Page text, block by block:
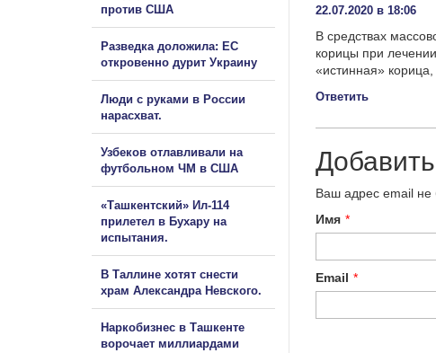
22.07.2020 в 18:06
В средствах
корицы при
«истинная» корица,
Ответить
Ваш адрес email не
Имя *
Email *
против США
Разведка доложила: ЕС
откровенно дурит Украину
Люди с руками в России
нарасхват.
Узбеков отлавливали на
футбольном ЧМ в США
«Ташкентский» Ил-114
прилетел в Бухару на
испытания.
В Таллине хотят снести
храм Александра Невского.
Наркобизнес в Ташкенте
ворочает миллиардами